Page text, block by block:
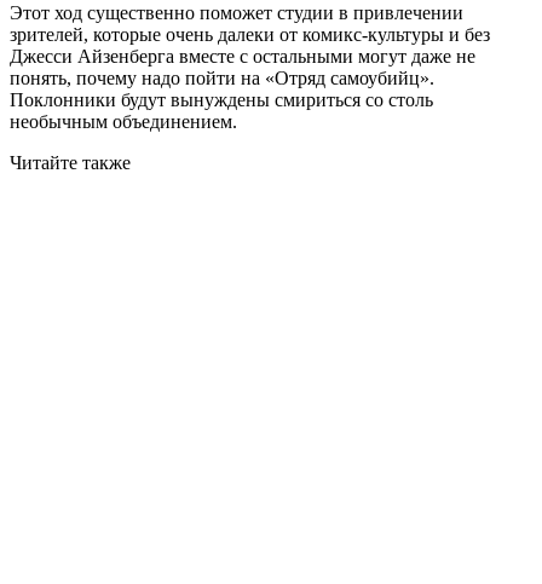
Этот ход существенно поможет студии в привлечении
зрителей, которые очень далеки от комикс-культуры и без
Джесси Айзенберга вместе с остальными могут даже не
понять, почему надо пойти на «Отряд самоубийц».
Поклонники будут вынуждены смириться со столь
необычным объединением.
Читайте также